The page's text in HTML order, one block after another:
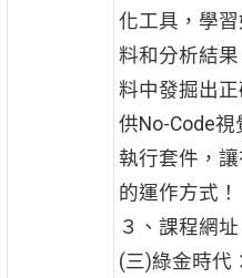
化工具，學
料和分析結
料中發掘出
供No-Code
執行套件，
的運作方式！
３、課程網
(三)綠金時代